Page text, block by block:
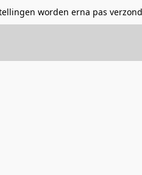
worden erna pas